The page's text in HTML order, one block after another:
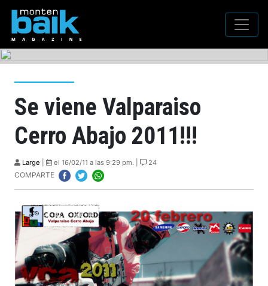
Se viene Valparaiso
Cerro Abajo 2011!!!
Large el 16/02/11 a las 9:29 pm. | 24
COMPARTE